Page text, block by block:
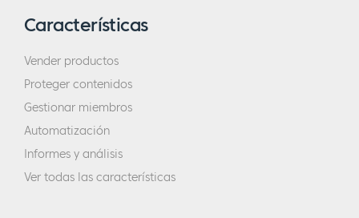
marketing digital, por lo que un montón de
está funcionando y lo que no está
funcionando. Nos decidimos por
MemberMouse y luego lo puso en el
subdominio y sólo una especie de poner a
nuestros clientes existentes en ella y dijo,
hey mira, lo que vamos a hacer es que
Características
Vender productos
Proteger contenidos
Gestionar miembros
Automatización
Informes y análisis
Ver todas las características